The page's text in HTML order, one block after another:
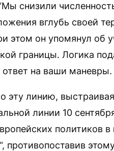
снизили
вглубь своей
этом он упомянул об
границы. Логика
на ваши маневры.
эту линию,
линии 10
политиков в